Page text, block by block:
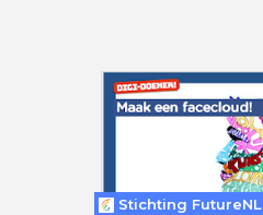
Stichting FutureNL